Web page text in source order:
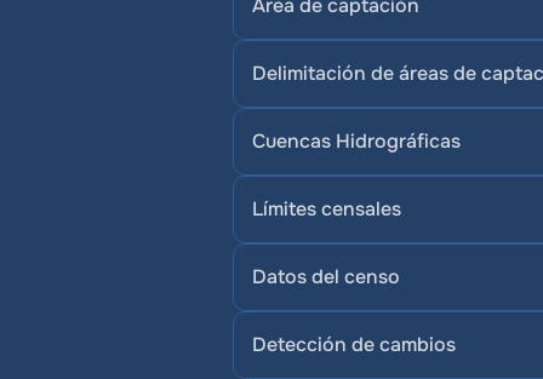
Área de captación
Delimitación de áreas de
Cuencas Hidrográficas
Límites censales
Datos del censo
Detección de cambios